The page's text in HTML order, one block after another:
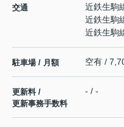
交通 近鉄生駒
近鉄生駒
近鉄生駒
駐車場 / 月額 空有 /
更新料 /
更新事務手数料
- / -